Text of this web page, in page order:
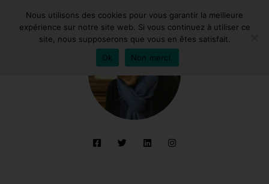
Nous utilisons des cookies pour vous garantir la meilleure
expérience sur notre site web. Si vous continuez à utiliser ce
site, nous supposerons que vous en êtes satisfait.
Ok
Non merci.